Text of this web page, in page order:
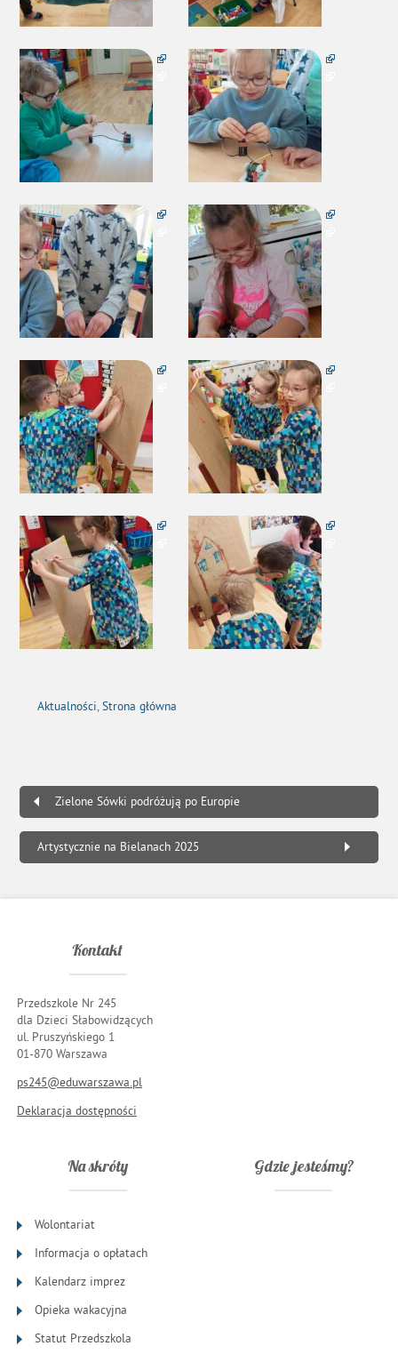
Aktualności,Strona główna
Zielone Sówki podróżują po Europie
Artystycznie na Bielanach 2025
Kontakt
Przedszkole Nr 245
dla Dzieci Słabowidzących
ul. Pruszyńskiego 1
01-870 Warszawa
ps245@eduwarszawa.pl
Deklaracja dostępności
Na skróty
Wolontariat
Informacja o opłatach
Kalendarz imprez
Opieka wakacyjna
Statut Przedszkola
Gdzie jesteśmy?